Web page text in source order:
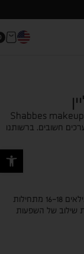
פתח
אתר להזמנת איפור טבעי וכשר לכל אחתאנחנו ב- Shabbes makeup
חשובים. ברשותנו
איפור של בנות - טיפוח שמתחיל בגיל צעירבנות בגילאים 16-18 מתחילות
שילוב של השפעות